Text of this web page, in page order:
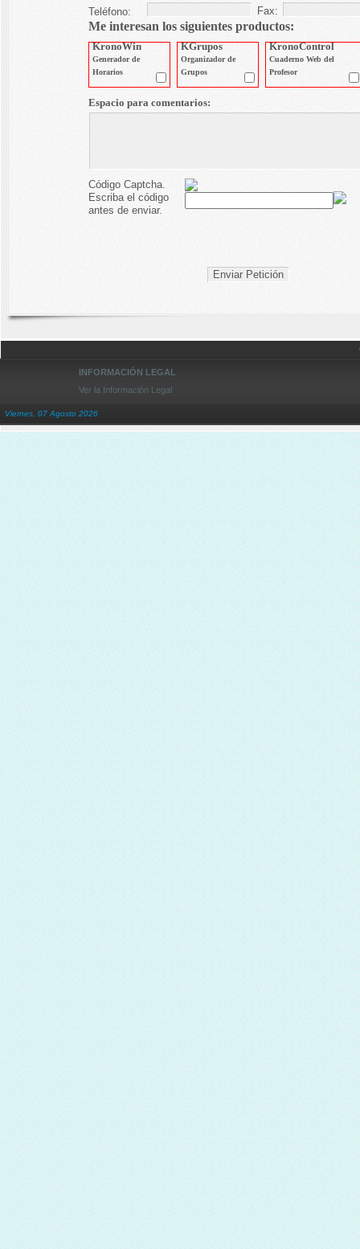
Teléfono:
Fax:
Me interesan los siguientes productos:
KronoWin
Generador de
Horarios
KGrupos
Organizador de
Grupos
KronoControl
Cuaderno Web del
Profesor
Espacio para comentarios:
Código Captcha.
Escriba el código
antes de enviar.
INFORMACIÓN LEGAL
Ver la Información Legal
Viernes, 07 Agosto 2026